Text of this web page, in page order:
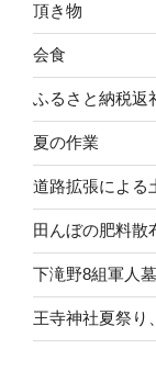
頂き物
会食
ふるさと納税返
夏の作業
道路拡張による
田んぼの肥料散
下滝野8組軍人
王寺神社夏祭り